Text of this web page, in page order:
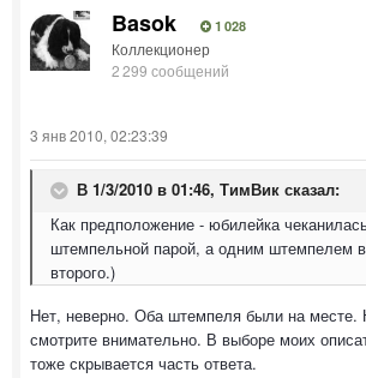
Basok 1 028
Коллекционер
2 299 сообщений
3 янв 2010, 02:23:39
В 1/3/2010 в 01:46, ТимВик сказал:
Как предположение - юбилейка
штемпельной парой, а одним штемпелем в
второго.)
Нет, неверно. Оба штемпеля были на месте.
смотрите внимательно. В выборе моих
тоже скрывается часть ответа.